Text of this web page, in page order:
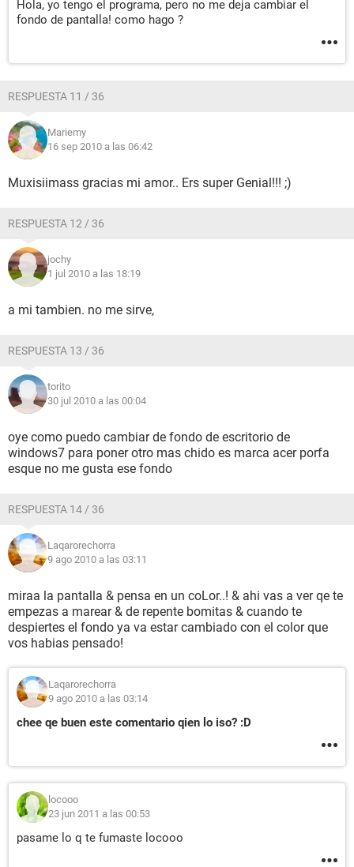
Hola, yo tengo el programa, pero no me deja cambiar el
fondo de pantalla! como hago ?
RESPUESTA 11 / 36
Mariemy
16 sep 2010 a las 06:42
Muxisiimass gracias mi amor.. Ers super Genial!!! ;)
RESPUESTA 12 / 36
jochy
1 jul 2010 a las 18:19
a mi tambien. no me sirve,
RESPUESTA 13 / 36
torito
30 jul 2010 a las 00:04
oye como puedo cambiar de fondo de escritorio de
windows7 para poner otro mas chido es marca acer porfa
esque no me gusta ese fondo
RESPUESTA 14 / 36
Laqarorechorra
9 ago 2010 a las 03:11
miraa la pantalla & pensa en un coLor..! & ahi vas a ver qe te
empezas a marear & de repente bomitas & cuando te
despiertes el fondo ya va estar cambiado con el color que
vos habias pensado!
Laqarorechorra
9 ago 2010 a las 03:14
chee qe buen este comentario qien lo iso? :D
locooo
23 jun 2011 a las 00:53
pasame lo q te fumaste locooo